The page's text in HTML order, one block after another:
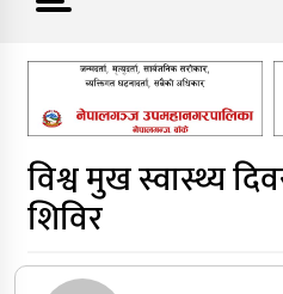
विश्व मुख स्वास्थ्य
शिविर